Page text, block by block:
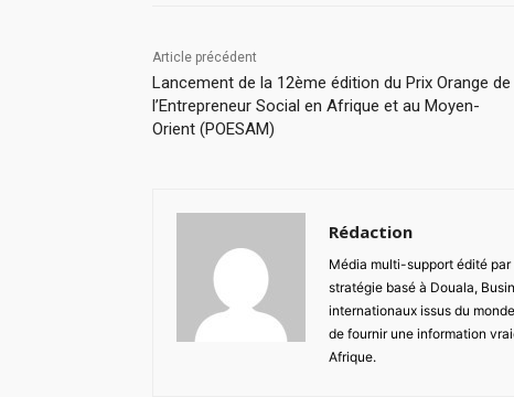
Article précédent
Lancement de la 12ème édition du Prix Orange de
l’Entrepreneur Social en Afrique et au Moyen-
Orient (POESAM)
Rédaction
Média multi-support édité par
stratégie basé à Douala,
internationaux issus du
de fournir une information
Afrique.